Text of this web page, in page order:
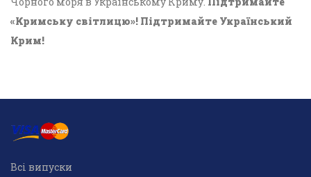
«Кримську світлицю»! Підтримайте Український
Крим!
Всі випуски